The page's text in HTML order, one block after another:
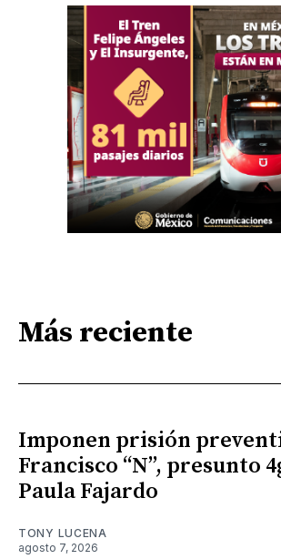
Más reciente
Imponen prisión
Francisco “N”, presunto
Paula Fajardo
TONY LUCENA
agosto 7, 2026